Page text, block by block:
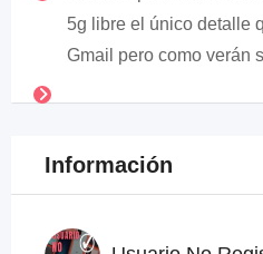
5g libre el único detalle
Gmail pero como verán
Información